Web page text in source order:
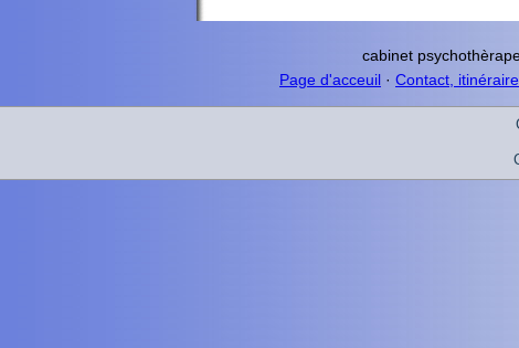
cabinet
Page d'acceuil · Contact, itinéraire